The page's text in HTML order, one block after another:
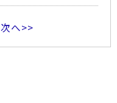
次へ>>